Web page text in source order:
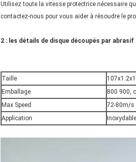
Utilisez toute la vitesse protectrice nécessaire
contactez-nous pour vous aider à résoudre le
2 : les détails de disque découpés par
Taille
Emballage
800 900,
Max Speed
72-80m/s
Application